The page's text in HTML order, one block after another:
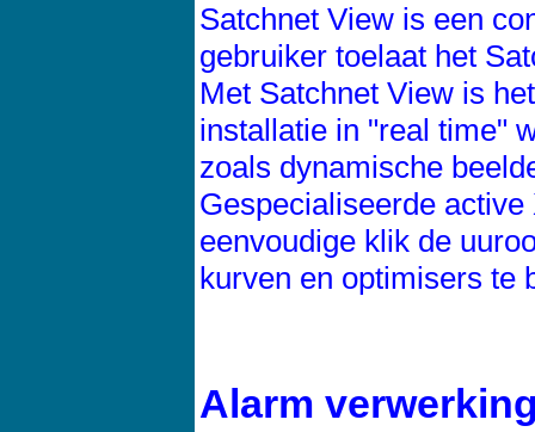
Satchnet View is een
gebruiker toelaat het
Met Satchnet View is
installatie in "real time"
zoals dynamische
Gespecialiseerde
eenvoudige klik de
kurven en optimisers te
Alarm